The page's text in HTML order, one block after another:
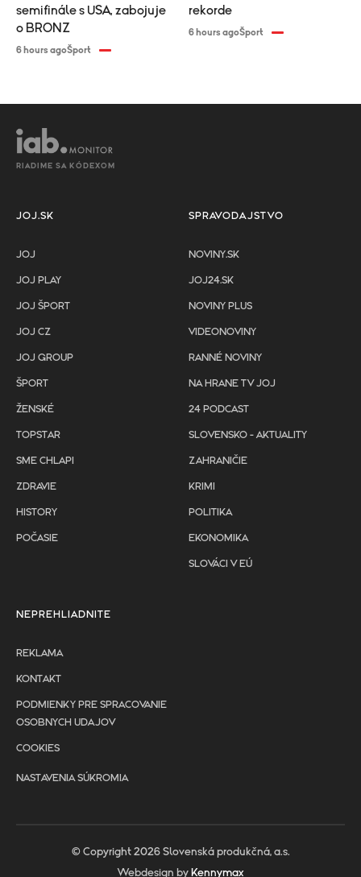
semifinále s USA, zabojuje
o BRONZ
6 hours agoŠport
rekorde
6 hours agoŠport
RIADIME SA KÓDEXOM
JOJ.SK
JOJ
JOJ PLAY
JOJ ŠPORT
JOJ CZ
JOJ GROUP
ŠPORT
ŽENSKÉ
TOPSTAR
SME CHLAPI
ZDRAVIE
HISTORY
POČASIE
SPRAVODAJSTVO
NOVINY.SK
JOJ24.SK
NOVINY PLUS
VIDEONOVINY
RANNÉ NOVINY
NA HRANE TV JOJ
24 PODCAST
SLOVENSKO - AKTUALITY
ZAHRANIČIE
KRIMI
POLITIKA
EKONOMIKA
SLOVÁCI V EÚ
NEPREHLIADNITE
REKLAMA
KONTAKT
PODMIENKY PRE SPRACOVANIE
OSOBNYCH UDAJOV
COOKIES
NASTAVENIA SÚKROMIA
© Copyright 2026 Slovenská produkčná, a.s.
Webdesign by Kennymax